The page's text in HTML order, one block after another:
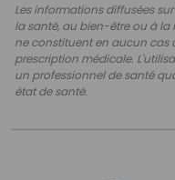
Les informations diffusées
la santé, au bien-être ou à
ne constituent en aucun cas
prescription médicale.
un professionnel de santé
état de santé.